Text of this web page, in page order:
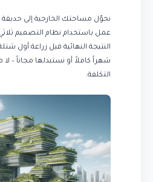
عمل باستخدام نظام التصميم ثلاثي
شهراً كاملاً أو نستبدلها مجاناً –
التكلفة.